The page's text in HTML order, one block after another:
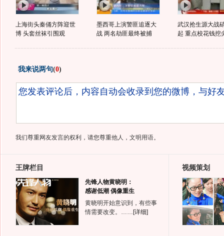
上海街头秦俑方阵迎世
博 头套丝袜引围观
墨西哥上演警匪追逐大
战 两名劫匪最终被捕
武汉抢生源大战
起 重点校花钱挖
我来说两句(0)
我们尊重网友发言的权利，请您尊重他人，文明用语。
王牌栏目
先锋人物黄晓明：
感谢低潮 偶像重生
黄晓明开始意识到，有些事
情需要改变。…… [详细]
视频策划